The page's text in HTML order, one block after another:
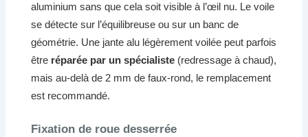
aluminium sans que cela soit visible à l’œil nu. Le voile
se détecte sur l’équilibreuse ou sur un banc de
géométrie. Une jante alu légèrement voilée peut parfois
être réparée par un spécialiste (redressage à chaud),
mais au-delà de 2 mm de faux-rond, le remplacement
est recommandé.
Fixation de roue desserrée